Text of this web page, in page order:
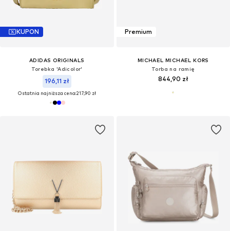
KUPON
ADIDAS ORIGINALS
Torebka 'Adicolor'
196,11 zł
Ostatnia najniższa cena:217,90 zł
Premium
MICHAEL MICHAEL KORS
Torba na ramię
844,90 zł